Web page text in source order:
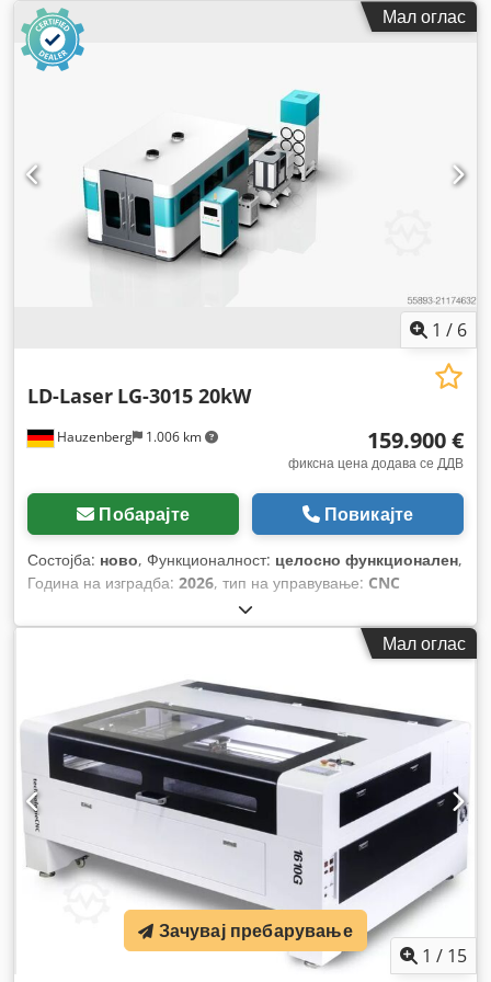
Мал оглас
1 / 6
Hauzenberg 1.006 km
LD-Laser LG-3015 20kW
159.900 €
фиксна цена додава се ДДВ
Побарајте Повикајте
Состојба: ново, Функционалност: целосно функционален,
Година на изградба: 2026, тип на управување: CNC
, степен на автоматизација:
на активирање:електричен, модел на контролер:HypCut,
, произведувач на ласерски
, моќност на ласерот:
бранова должина на ласерот:1.080 nm, макс. дебелина на
лим:100 мм, максимална дебелина на челичен лим:80
мм, максимална дебелина на лим од не'рѓосувачки челик:
100 мм, макс. дебелина на алуминиев лист:60 мм, макс.
дебелина на лим од месинг:20 мм, максимална дебелина
на бакарен лим:
12 мм, ширина на масата: 1.500 мм,
растојание на движење на Х-оската:
3.000 мм, движење по
оската Y:1.500 мм , растојание на движење Z-оска: 120 мм
влезен напон:400 V, влезен струја: 110 A, влезна
фреквенција:50 Hz, тип на влезен струја:трифазен, тип на
, врска за компримиран воздух: 20 греда
вкупна тежина:9.500 кг, времетраење на гаранцијата:12
, ширина на отворот на вратата:1.000 мм , висина
Мал оглас
1 / 15
Зачувај пребарување